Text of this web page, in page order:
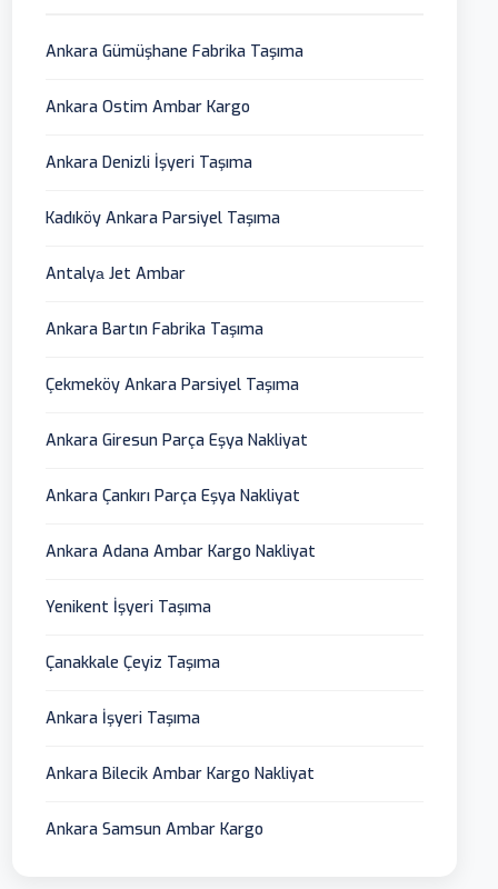
Ankara Gümüşhane Fabrika Taşıma
Ankara Ostim Ambar Kargo
Ankara Denizli İşyeri Taşıma
Kadıköy Ankara Parsiyel Taşıma
Antalyа Jet Ambar
Ankara Bartın Fabrika Taşıma
Çekmeköy Ankara Parsiyel Taşıma
Ankara Giresun Parça Eşya Nakliyat
Ankara Çankırı Parça Eşya Nakliyat
Ankara Adana Ambar Kargo Nakliyat
Yenikent İşyeri Taşıma
Çanakkale Çeyiz Taşıma
Ankara İşyeri Taşıma
Ankara Bilecik Ambar Kargo Nakliyat
Ankara Samsun Ambar Kargo